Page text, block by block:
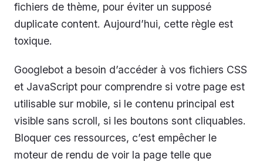
fichiers de thème, pour éviter un supposé
duplicate content. Aujourd’hui, cette règle est
toxique.
Googlebot a besoin d’accéder à vos fichiers CSS
et JavaScript pour comprendre si votre page est
utilisable sur mobile, si le contenu principal est
visible sans scroll, si les boutons sont cliquables.
Bloquer ces ressources, c’est empêcher le
moteur de rendu de voir la page telle que